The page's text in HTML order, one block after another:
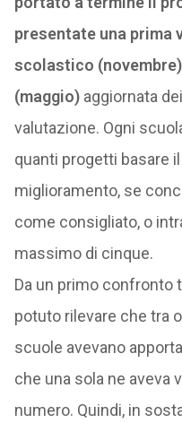
presentate una prima
scolastico
(maggio)aggiornata
valutazione. Ogni
quanti progetti basare
miglioramento, se
come consigliato, o
massimo di cinque.
Da un primo confronto
potuto rilevare che tra
scuole avevano
che una sola ne aveva
numero. Quindi, in